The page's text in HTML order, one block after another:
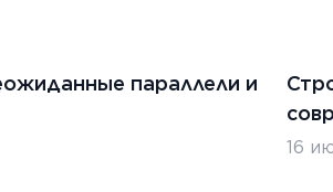
параллели и
16